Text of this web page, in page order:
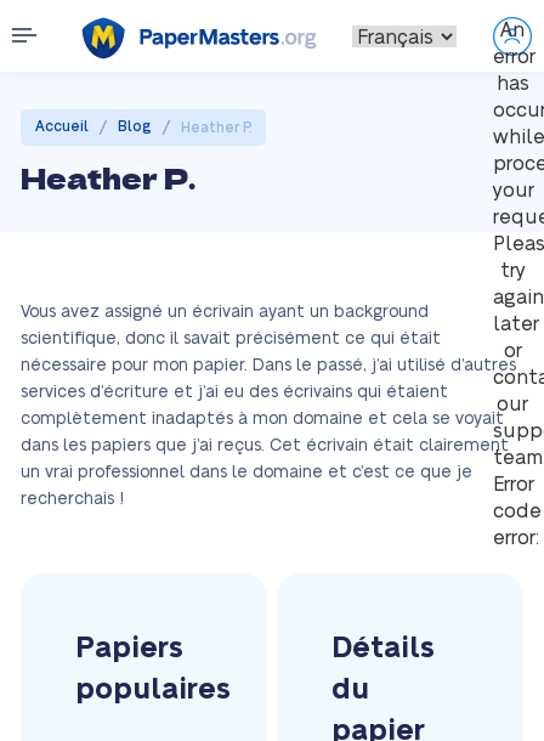
An
error
has
while
your
try
again
later
or
our
Error
code
error:
Accueil / Blog / Heather P.
Heather P.
Vous avez assigné un écrivain ayant un background
scientifique, donc il savait précisément ce qui était
nécessaire pour mon papier. Dans le passé, j’ai utilisé d’autres
services d’écriture et j’ai eu des écrivains qui étaient
complètement inadaptés à mon domaine et cela se voyait
dans les papiers que j’ai reçus. Cet écrivain était clairement
un vrai professionnel dans le domaine et c’est ce que je
recherchais !
Papiers
populaires
Détails
du
papier